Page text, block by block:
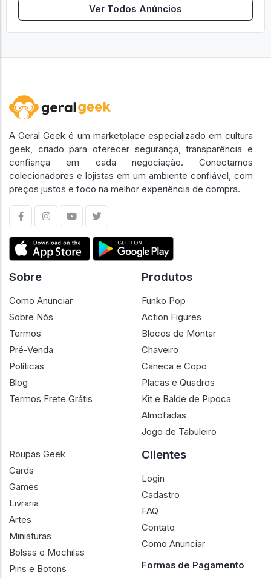
Ver Todos Anúncios
A Geral Geek é um marketplace especializado em cultura
geek, criado para oferecer segurança, transparência e
confiança em cada negociação. Conectamos
colecionadores e lojistas em um ambiente confiável, com
preços justos e foco na melhor experiência de compra.
Sobre
Como Anunciar
Sobre Nós
Termos
Pré-Venda
Políticas
Blog
Termos Frete Grátis
Produtos
Funko Pop
Action Figures
Blocos de Montar
Chaveiro
Caneca e Copo
Placas e Quadros
Kit e Balde de Pipoca
Almofadas
Jogo de Tabuleiro
Roupas Geek
Cards
Games
Livraria
Artes
Miniaturas
Bolsas e Mochilas
Pins e Botons
Clientes
Login
Cadastro
FAQ
Contato
Como Anunciar
Formas de Pagamento